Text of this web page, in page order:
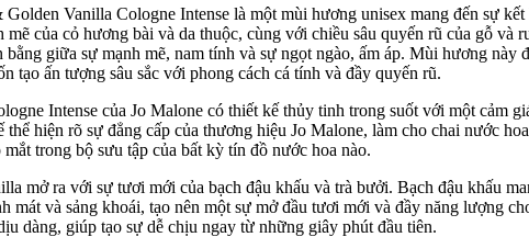
Vanilla Cologne Intense là một mùi hương unisex mang đến sự
của cỏ hương bài và da thuộc, cùng với chiều sâu quyến rũ của gỗ và
giữa sự mạnh mẽ, nam tính và sự ngọt ngào, ấm áp. Mùi hương này
tạo ấn tượng sâu sắc với phong cách cá tính và đầy quyến rũ.
Intense của Jo Malone có thiết kế thủy tinh trong suốt với một cảm
hiện rõ sự đẳng cấp của thương hiệu Jo Malone, làm cho chai nước
trong bộ sưu tập của bất kỳ tín đồ nước hoa nào.
mở ra với sự tươi mới của bạch đậu khấu và trà bưởi. Bạch đậu khấu
mát và sảng khoái, tạo nên một sự mở đầu tươi mới và đầy năng lượng
dàng, giúp tạo sự dễ chịu ngay từ những giây phút đầu tiên.